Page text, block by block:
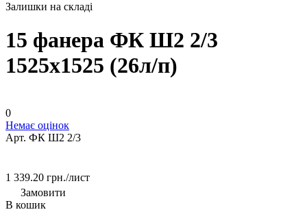
Залишки на складі
15 фанера ФК Ш2 2/3
1525х1525 (26л/п)
0
Немає оцінок
Арт. ФК Ш2 2/3
1 339.20 грн./лист
Замовити
В кошик